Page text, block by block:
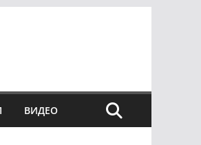
ВИДЕО